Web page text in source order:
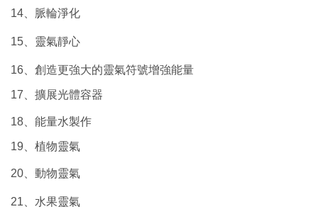
14、脈輪淨化
15、靈氣靜心
16、創造更強大的靈氣符號增強能量
17、擴展光體容器
18、能量水製作
19、植物靈氣
20、動物靈氣
21、水果靈氣